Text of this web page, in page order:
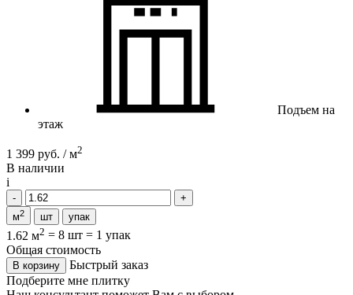
Подъем на
этаж
1 399 руб. / м2
В наличии
i
м2 шт упак
1.62 м2 = 8 шт = 1 упак
Общая стоимость
В корзину
Быстрый заказ
Подберите мне плитку